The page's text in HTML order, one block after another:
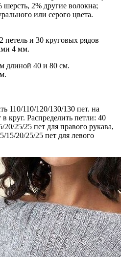
шерсть, 2% другие волокна;
или серого цвета.
петель и 30 круговых рядов
4 мм.
длиной 40 и 80 см.
110/110/120/130/130 пет. на
круг. Распределить петли: 40
25/25 пет для правого рукава,
15/20/25/25 пет для левого